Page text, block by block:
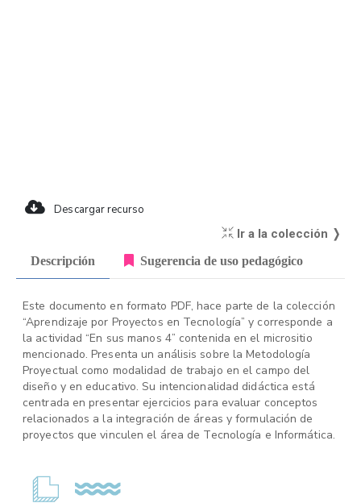
Descargar recurso
Ir a la colección ❭
Descripción Sugerencia de uso pedagógico
Este documento en formato PDF, hace parte de la colección
“Aprendizaje por Proyectos en Tecnología” y corresponde a
la actividad “En sus manos 4” contenida en el micrositio
mencionado. Presenta un análisis sobre la Metodología
Proyectual como modalidad de trabajo en el campo del
diseño y en educativo. Su intencionalidad didáctica está
centrada en presentar ejercicios para evaluar conceptos
relacionados a la integración de áreas y formulación de
proyectos que vinculen el área de Tecnología e Informática.